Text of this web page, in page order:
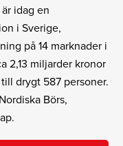
idag en
i Sverige,
på 14 marknader i
2,13 miljarder kronor
drygt 587 personer.
Börs,